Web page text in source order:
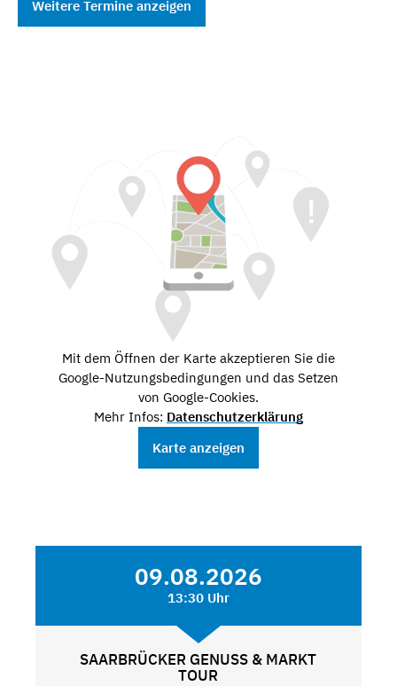
Weitere Termine anzeigen
Mit dem Öffnen der Karte akzeptieren Sie die
Google-Nutzungsbedingungen und das Setzen
von Google-Cookies.
Mehr Infos: Datenschutzerklärung
Karte anzeigen
09.08.2026
13:30 Uhr
SAARBRÜCKER GENUSS & MARKT
TOUR